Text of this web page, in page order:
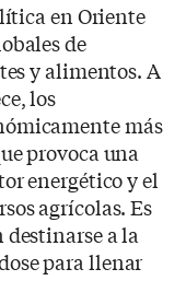
en Oriente
de
y alimentos. A
los
más
provoca una
energético y el
agrícolas. Es
a la
para llenar